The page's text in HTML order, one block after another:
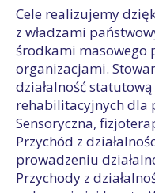
Cele realizujemy
z władzami
środkami masowego
organizacjami.
działalność
rehabilitacyjnych dla
Sensoryczna,
Przychód z
prowadzeniu
Przychody z